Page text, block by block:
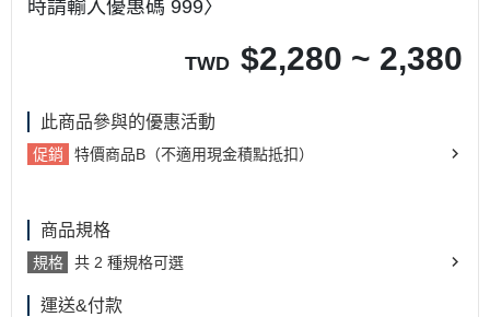
時請輸入優惠碼 999〉
TWD $2,280 ~ 2,380
此商品參與的優惠活動
促銷 特價商品B（不適用現金積點抵扣）
商品規格
規格 共 2 種規格可選
運送&付款